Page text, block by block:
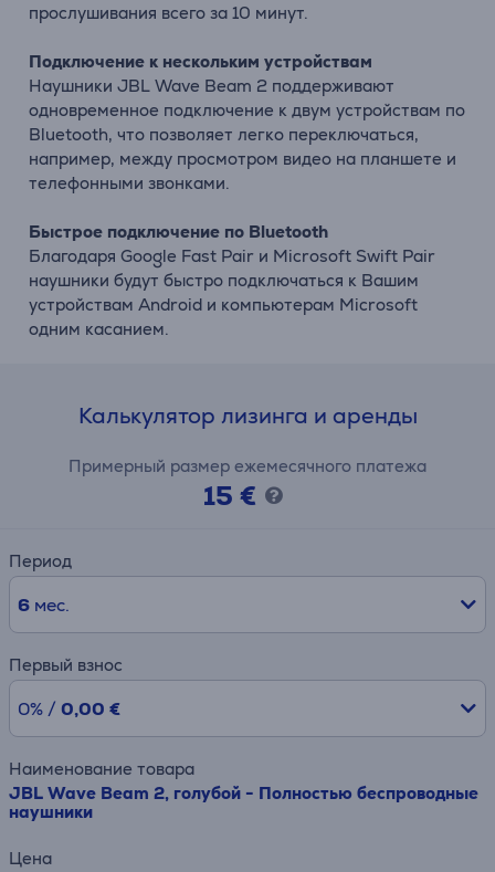
прослушивания всего за 10 минут.
Подключение к нескольким устройствам
Наушники JBL Wave Beam 2 поддерживают
одновременное подключение к двум устройствам по
Bluetooth, что позволяет легко переключаться,
например, между просмотром видео на планшете и
телефонными звонками.
Быстрое подключение по Bluetooth
Благодаря Google Fast Pair и Microsoft Swift Pair
наушники будут быстро подключаться к Вашим
устройствам Android и компьютерам Microsoft
одним касанием.
Калькулятор лизинга и аренды
Примерный размер ежемесячного платежа
15 €
Период
6мес.
Первый взнос
0% / 0,00 €
Наименование товара
JBL Wave Beam 2, голубой - Полностью беспроводные
наушники
Цена